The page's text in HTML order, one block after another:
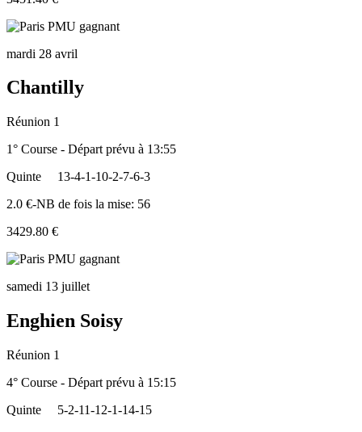
mardi 28 avril
Chantilly
Réunion 1
1° Course - Départ prévu à 13:55
Quinte
13-4-1-10-2-7-6-3
2.0 €-NB de fois la mise: 56
3429.80 €
samedi 13 juillet
Enghien Soisy
Réunion 1
4° Course - Départ prévu à 15:15
Quinte
5-2-11-12-1-14-15